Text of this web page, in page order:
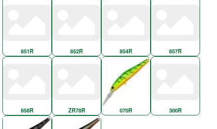
851R 852R 854R 857R
858R ZR78R 070R 300R